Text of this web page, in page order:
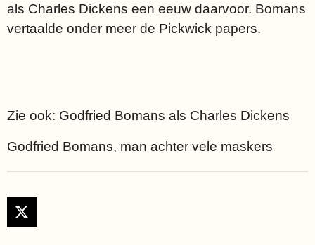
als Charles Dickens een eeuw daarvoor. Bomans
vertaalde onder meer de Pickwick papers.
Zie ook: Godfried Bomans als Charles Dickens
Godfried Bomans, man achter vele maskers
X